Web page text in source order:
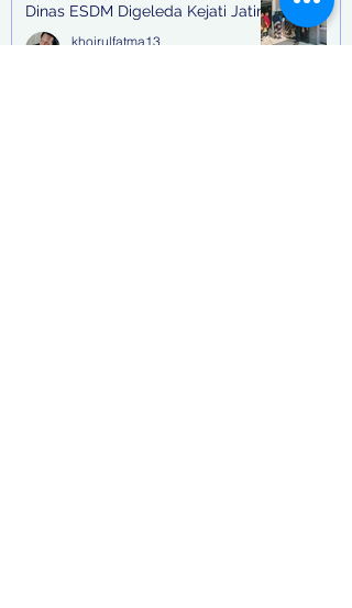
Dinas ESDM Digeleda Kejati Jatim
khoirulfatma13